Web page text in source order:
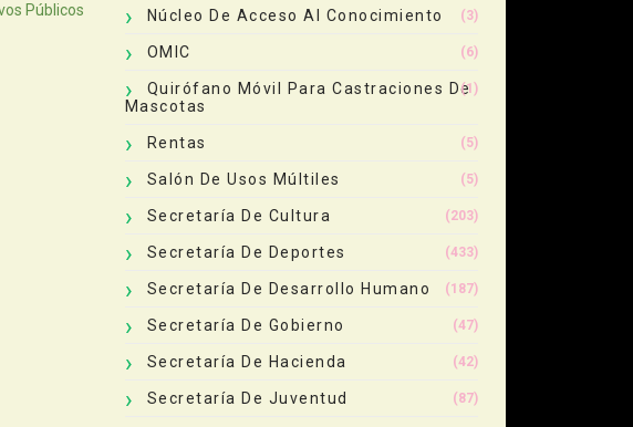
Públicos
Núcleo De Acceso Al Conocimiento (3)
OMIC (6)
Quirófano Móvil Para Castraciones De
Mascotas
(1)
Rentas (5)
Salón De Usos Múltiles (5)
Secretaría De Cultura (203)
Secretaría De Deportes (433)
Secretaría De Desarrollo Humano (187)
Secretaría De Gobierno (47)
Secretaría De Hacienda (42)
Secretaría De Juventud (87)